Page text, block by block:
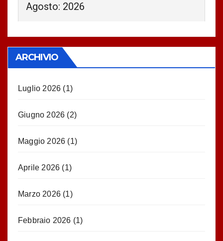
Agosto: 2026
ARCHIVIO
Luglio 2026 (1)
Giugno 2026 (2)
Maggio 2026 (1)
Aprile 2026 (1)
Marzo 2026 (1)
Febbraio 2026 (1)